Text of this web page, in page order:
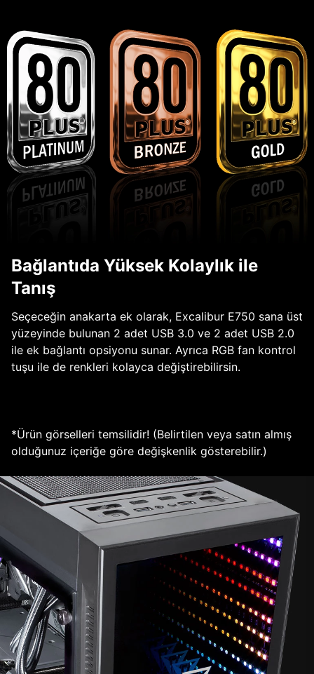
Bağlantıda Yüksek Kolaylık ile
Tanış
Seçeceğin anakarta ek olarak, Excalibur E750 sana üst
yüzeyinde bulunan 2 adet USB 3.0 ve 2 adet USB 2.0
ile ek bağlantı opsiyonu sunar. Ayrıca RGB fan kontrol
tuşu ile de renkleri kolayca değiştirebilirsin.
*Ürün görselleri temsilidir! (Belirtilen veya satın almış
olduğunuz içeriğe göre değişkenlik gösterebilir.)